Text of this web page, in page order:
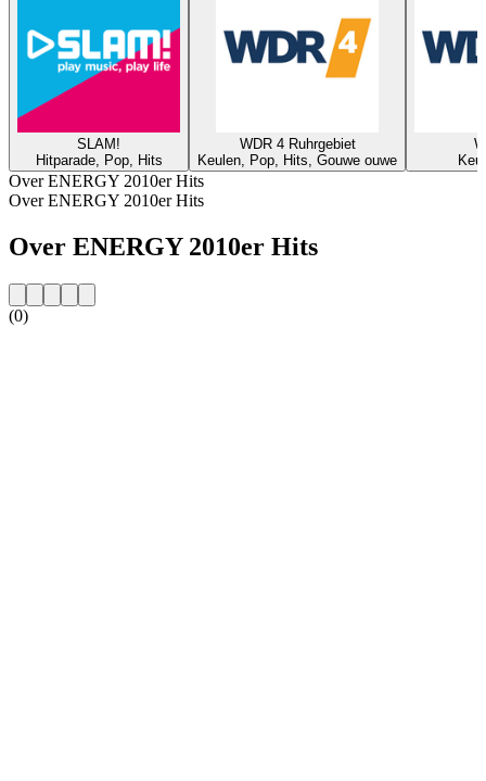
SLAM!
Hitparade, Pop, Hits
WDR 4 Ruhrgebiet
Keulen, Pop, Hits, Gouwe ouwe
Over ENERGY 2010er Hits
Over ENERGY 2010er Hits
Over ENERGY 2010er Hits
(0)